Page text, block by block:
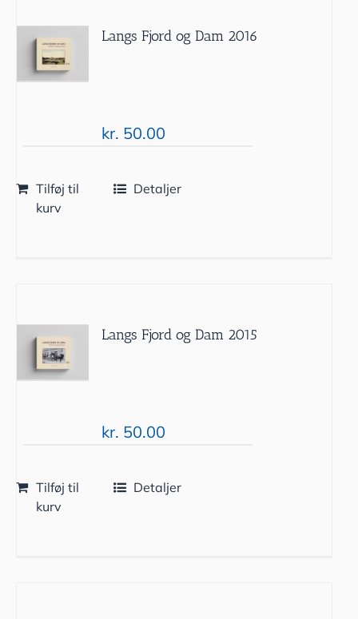
Langs Fjord og Dam 2016
kr. 50.00
Tilføj til
kurv
Detaljer
Langs Fjord og Dam 2015
kr. 50.00
Tilføj til
kurv
Detaljer